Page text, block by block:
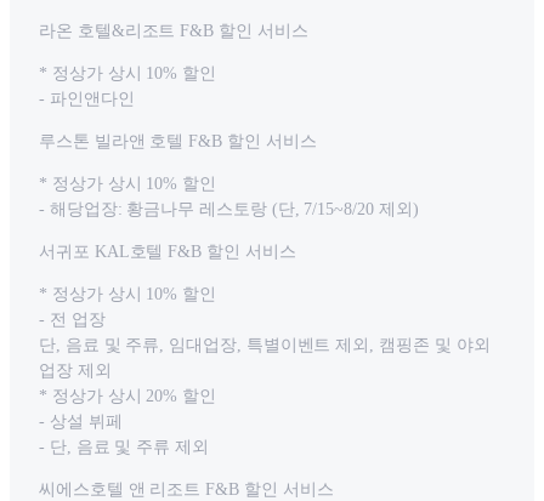
라온 호텔&리조트 F&B 할인 서비스
* 정상가 상시 10% 할인
- 파인앤다인
루스톤 빌라앤 호텔 F&B 할인 서비스
* 정상가 상시 10% 할인
- 해당업장: 황금나무 레스토랑 (단, 7/15~8/20 제외)
서귀포 KAL호텔 F&B 할인 서비스
* 정상가 상시 10% 할인
- 전 업장
단, 음료 및 주류, 임대업장, 특별이벤트 제외, 캠핑존 및 야외
업장 제외
* 정상가 상시 20% 할인
- 상설 뷔페
- 단, 음료 및 주류 제외
씨에스호텔 앤 리조트 F&B 할인 서비스